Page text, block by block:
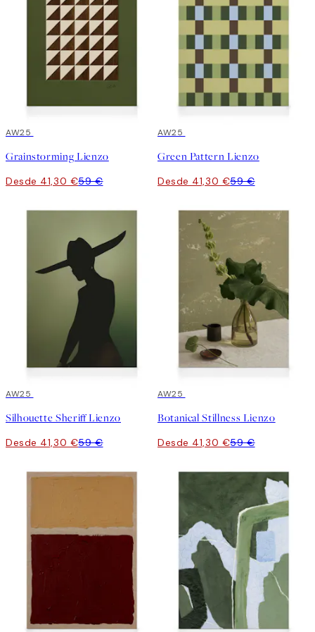
30%*
AW25
Grainstorming Lienzo
Desde 41,30 €59 €
30%*
AW25
Green Pattern Lienzo
Desde 41,30 €59 €
30%*
AW25
Silhouette Sheriff Lienzo
Desde 41,30 €59 €
30%*
AW25
Botanical Stillness Lienzo
Desde 41,30 €59 €